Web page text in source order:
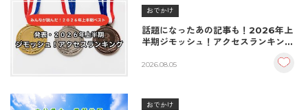
おでかけ
話題になったあの記事も！2026年上
半期ジモッシュ！アクセスランキング
2026.08.05
おでかけ